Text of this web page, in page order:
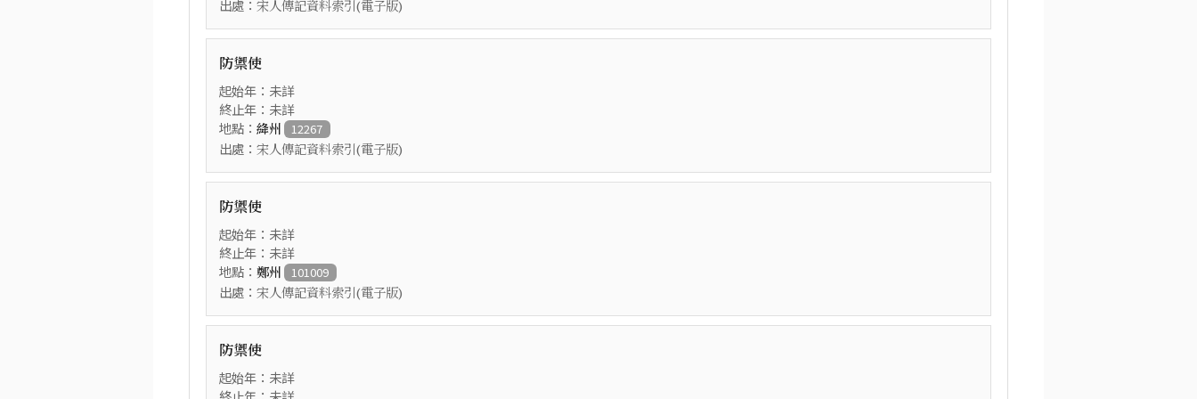
出處： 宋人傳記資料索引(電子版)
防禦使
起始年：未詳
終止年：未詳
地點： 絳州 12267
出處： 宋人傳記資料索引(電子版)
防禦使
起始年：未詳
終止年：未詳
地點： 鄭州 101009
出處： 宋人傳記資料索引(電子版)
防禦使
起始年：未詳